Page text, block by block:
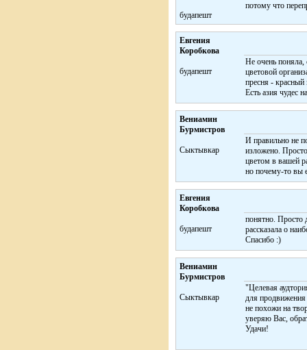
будапешт
потому что
Евгения
Коробкова
будапешт
Не очень поняла,
цветовой
пресня - красный
Есть азия чудес
Вениамин
Бурмистров
Сыктывкар
И правильно не
изложено.
цветом в вашей
но почему-то вы
Евгения
Коробкова
будапешт
понятно. Просто
рассказала о
Спасибо :)
Вениамин
Бурмистров
Сыктывкар
"Целевая
для продвижения
не похожи на
уверяю Вас,
Удачи!